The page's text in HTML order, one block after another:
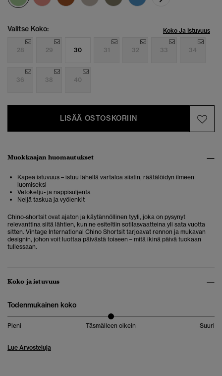
Valitse Koko: Koko Ja Istuvuus
28 29 30 31 32 33 34
36 38 40
LISÄÄ OSTOSKORIIN
Muokkaajan huomautukset
Kapea istuvuus – istuu lähellä vartaloa siistin, räätälöidyn ilmeen
luomiseksi
Vetoketju- ja nappisuljenta
Neljä taskua ja vyölenkit
Chino-shortsit ovat ajaton ja käytännöllinen tyyli, joka on pysynyt
relevanttina siitä lähtien, kun ne esiteltiin sotilasvaatteina yli sata vuotta
sitten. Vintage International Chino Shortsit tarjoavat rennon ja mukavan
designin, johon voit luottaa päivästä toiseen – mitä ikinä päivä tuokaan
tullessaan.
Koko ja istuvuus
Todenmukainen koko
Pieni Täsmälleen oikein Suuri
Lue Arvosteluja